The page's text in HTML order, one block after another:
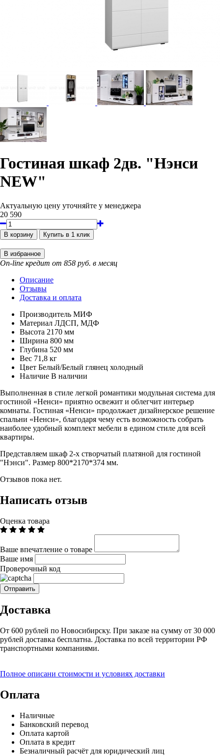
Гостиная шкаф 2дв. "Нэнси
NEW"
Актуальную цену уточняйте у менеджера
20 590
On-line кредит от 858 руб. в месяц
Описание
Отзывы
Доставка и оплата
Производитель МИФ
Материал ЛДСП, МДФ
Высота 2170 мм
Ширина 800 мм
Глубина 520 мм
Вес 71,8 кг
Цвет Белый/Белый глянец холодный
Наличие В наличии
Выполненная в стиле легкой романтики модульная система для
гостиной «Ненси» приятно освежит и облегчит интерьер
комнаты. Гостиная «Ненси» продолжает дизайнерское решение
спальни «Ненси», благодаря чему есть возможность собрать
наиболее удобный комплект мебели в едином стиле для всей
квартиры.
Представляем шкаф 2-х створчатый платяной для гостиной
"Нэнси". Размер 800*2170*374 мм.
Отзывов пока нет.
Написать отзыв
Оценка товара
Ваше впечатление о товаре
Ваше имя
Проверочный код
Доставка
От 600 рублей по Новосибирску. При заказе на сумму от 30 000
рублей доставка бесплатна. Доставка по всей территории РФ
транспортными компаниями.
Полное описани стоимости и условиях доставки
Оплата
Наличные
Банковский перевод
Оплата картой
Оплата в кредит
Безналичный расчёт для юридический лиц